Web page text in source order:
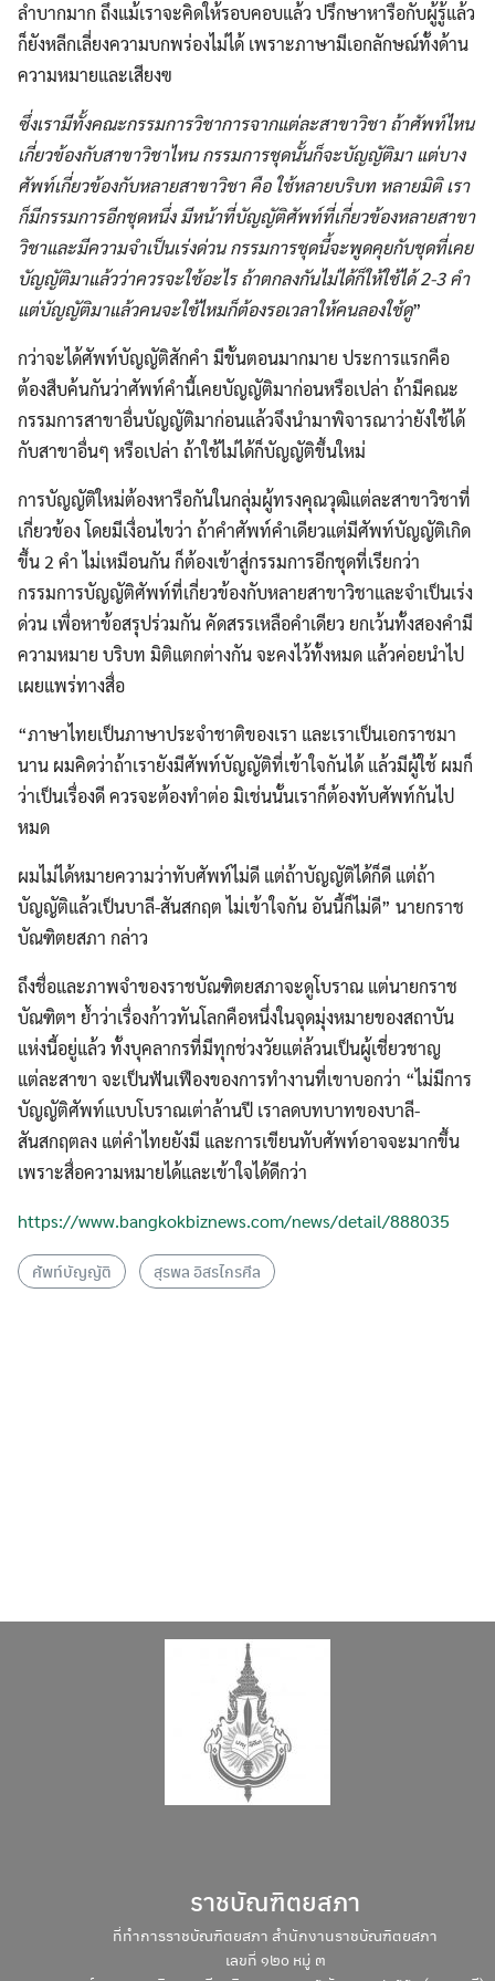
ลำบากมาก ถึงแม้เราจะคิดให้รอบคอบแล้ว ปรึกษาหารือกับผู้รู้แล้ว
ก็ยังหลีกเลี่ยงความบกพร่องไม่ได้ เพราะภาษามีเอกลักษณ์ทั้งด้าน
ความหมายและเสียงฃ
ซึ่งเรามีทั้งคณะกรรมการวิชาการจากแต่ละสาขาวิชา ถ้าศัพท์ไหน
เกี่ยวข้องกับสาขาวิชาไหน กรรมการชุดนั้นก็จะบัญญัติมา แต่บาง
ศัพท์เกี่ยวข้องกับหลายสาขาวิชา คือ ใช้หลายบริบท หลายมิติ เรา
ก็มีกรรมการอีกชุดหนึ่ง มีหน้าที่บัญญัติศัพท์ที่เกี่ยวข้องหลายสาขา
วิชาและมีความจำเป็นเร่งด่วน กรรมการชุดนี้จะพูดคุยกับชุดที่เคย
บัญญัติมาแล้วว่าควรจะใช้อะไร ถ้าตกลงกันไม่ได้ก็ให้ใช้ได้ 2-3 คำ
แต่บัญญัติมาแล้วคนจะใช้ไหมก็ต้องรอเวลาให้คนลองใช้ดู”
กว่าจะได้ศัพท์บัญญัติสักคำ มีขั้นตอนมากมาย ประการแรกคือ
ต้องสืบค้นกันว่าศัพท์คำนี้เคยบัญญัติมาก่อนหรือเปล่า ถ้ามีคณะ
กรรมการสาขาอื่นบัญญัติมาก่อนแล้วจึงนำมาพิจารณาว่ายังใช้ได้
กับสาขาอื่นๆ หรือเปล่า ถ้าใช้ไม่ได้ก็บัญญัติขึ้นใหม่
การบัญญัติใหม่ต้องหารือกันในกลุ่มผู้ทรงคุณวุฒิแต่ละสาขาวิชาที่
เกี่ยวข้อง โดยมีเงื่อนไขว่า ถ้าคำศัพท์คำเดียวแต่มีศัพท์บัญญัติเกิด
ขึ้น 2 คำ ไม่เหมือนกัน ก็ต้องเข้าสู่กรรมการอีกชุดที่เรียกว่า
กรรมการบัญญัติศัพท์ที่เกี่ยวข้องกับหลายสาขาวิชาและจำเป็นเร่ง
ด่วน เพื่อหาข้อสรุปร่วมกัน คัดสรรเหลือคำเดียว ยกเว้นทั้งสองคำมี
ความหมาย บริบท มิติแตกต่างกัน จะคงไว้ทั้งหมด แล้วค่อยนำไป
เผยแพร่ทางสื่อ
“ภาษาไทยเป็นภาษาประจำชาติของเรา และเราเป็นเอกราชมา
นาน ผมคิดว่าถ้าเรายังมีศัพท์บัญญัติที่เข้าใจกันได้ แล้วมีผู้ใช้ ผมก็
ว่าเป็นเรื่องดี ควรจะต้องทำต่อ มิเช่นนั้นเราก็ต้องทับศัพท์กันไป
หมด
ผมไม่ได้หมายความว่าทับศัพท์ไม่ดี แต่ถ้าบัญญัติได้ก็ดี แต่ถ้า
บัญญัติแล้วเป็นบาลี-สันสกฤต ไม่เข้าใจกัน อันนี้ก็ไม่ดี” นายกราช
บัณฑิตยสภา กล่าว
ถึงชื่อและภาพจำของราชบัณฑิตยสภาจะดูโบราณ แต่นายกราช
บัณฑิตฯ ย้ำว่าเรื่องก้าวทันโลกคือหนึ่งในจุดมุ่งหมายของสถาบัน
แห่งนี้อยู่แล้ว ทั้งบุคลากรที่มีทุกช่วงวัยแต่ล้วนเป็นผู้เชี่ยวชาญ
แต่ละสาขา จะเป็นฟันเฟืองของการทำงานที่เขาบอกว่า “ไม่มีการ
บัญญัติศัพท์แบบโบราณเต่าล้านปี เราลดบทบาทของบาลี-
สันสกฤตลง แต่คำไทยยังมี และการเขียนทับศัพท์อาจจะมากขึ้น
เพราะสื่อความหมายได้และเข้าใจได้ดีกว่า
https://www.bangkokbiznews.com/news/detail/888035
ศัพท์บัญญัติ สุรพล อิสรไกรศีล
ราชบัณฑิตยสภา
ที่ทำการราชบัณฑิตยสภา สำนักงานราชบัณฑิตยสภา
เลขที่ ๑๒๐ หมู่ ๓